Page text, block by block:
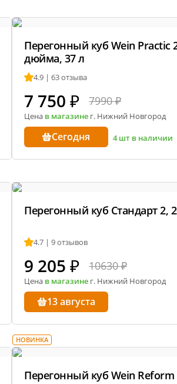
Перегонный куб Wein Practic
дюйма, 37 л
4.9 | 63 отзыва
7 750 ₽ 7990 ₽
Цена в магазине г. Нижний Новгород
Сегодня 4 шт в наличии
Перегонный куб Стандарт 2,
4.7 | 9 отзывов
9 205 ₽ 10630 ₽
Цена в магазине г. Нижний Новгород
13 августа
НОВИНКА
Перегонный куб Wein Reform